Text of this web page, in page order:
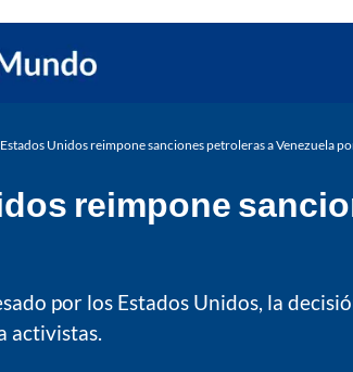
Estados Unidos reimpone sanciones petroleras a Venezuela
reimpone
por los Estados Unidos, la
activistas.